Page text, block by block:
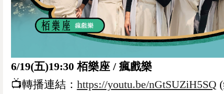
6/19(五)19:30 栢樂座 / 瘋戲樂
📺轉播連結： https://youtu.be/nGtSUZiH5SQ